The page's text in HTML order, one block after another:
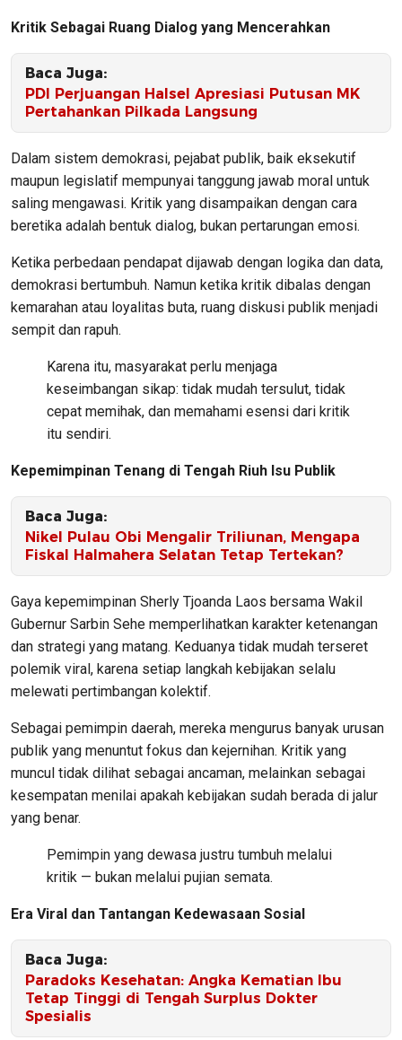
Kritik Sebagai Ruang Dialog yang Mencerahkan
Baca Juga:
PDI Perjuangan Halsel Apresiasi Putusan MK
Pertahankan Pilkada Langsung
Dalam sistem demokrasi, pejabat publik, baik eksekutif
maupun legislatif mempunyai tanggung jawab moral untuk
saling mengawasi. Kritik yang disampaikan dengan cara
beretika adalah bentuk dialog, bukan pertarungan emosi.
Ketika perbedaan pendapat dijawab dengan logika dan data,
demokrasi bertumbuh. Namun ketika kritik dibalas dengan
kemarahan atau loyalitas buta, ruang diskusi publik menjadi
sempit dan rapuh.
Karena itu, masyarakat perlu menjaga
keseimbangan sikap: tidak mudah tersulut, tidak
cepat memihak, dan memahami esensi dari kritik
itu sendiri.
Kepemimpinan Tenang di Tengah Riuh Isu Publik
Baca Juga:
Nikel Pulau Obi Mengalir Triliunan, Mengapa
Fiskal Halmahera Selatan Tetap Tertekan?
Gaya kepemimpinan Sherly Tjoanda Laos bersama Wakil
Gubernur Sarbin Sehe memperlihatkan karakter ketenangan
dan strategi yang matang. Keduanya tidak mudah terseret
polemik viral, karena setiap langkah kebijakan selalu
melewati pertimbangan kolektif.
Sebagai pemimpin daerah, mereka mengurus banyak urusan
publik yang menuntut fokus dan kejernihan. Kritik yang
muncul tidak dilihat sebagai ancaman, melainkan sebagai
kesempatan menilai apakah kebijakan sudah berada di jalur
yang benar.
Pemimpin yang dewasa justru tumbuh melalui
kritik — bukan melalui pujian semata.
Era Viral dan Tantangan Kedewasaan Sosial
Baca Juga:
Paradoks Kesehatan: Angka Kematian Ibu
Tetap Tinggi di Tengah Surplus Dokter
Spesialis